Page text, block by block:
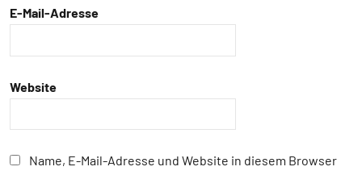
Wirbellose
E-Mail-Adresse
Website
Name, E-Mail-Adresse und Website in diesem Browser